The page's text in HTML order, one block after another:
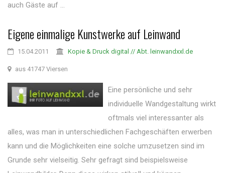
auch Gäste auf ...
Eigene einmalige Kunstwerke auf Leinwand
15.04.2011 Kopie & Druck digital // Abt. leinwandxxl.de
aus 41747 Viersen
Eine persönliche und sehr
individuelle Wandgestaltung wirkt
oftmals viel interessanter als
alles, was man in unterschiedlichen Fachgeschäften erwerben
kann und die Möglichkeiten eine solche umzusetzen sind im
Grunde sehr vielseitig. Sehr gefragt sind beispielsweise